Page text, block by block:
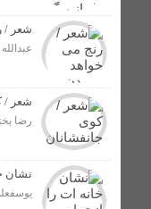
تکمیل طرح آبرسانی
تأمین ترانس برق
مراسم اهدای اسناد
برگزار شد
پایان دهه‌ها معضل
سنددار شدن مردم لالی
شعر /
شعر /
رضا
نشان